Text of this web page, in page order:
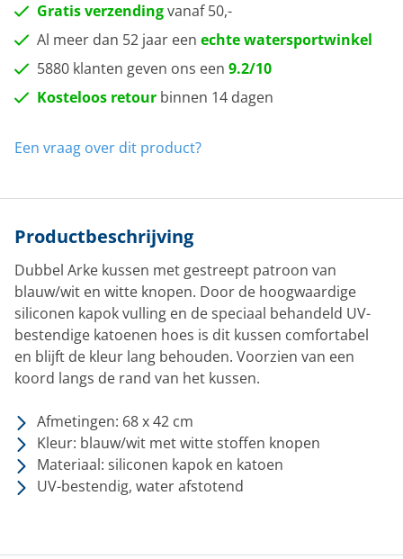
Gratis verzendingvanaf 50,-
Al meer dan 52 jaar een echte watersportwinkel
5880 klanten geven ons een 9.2/10
Kosteloos retour binnen 14 dagen
Een vraag over dit product?
Productbeschrijving
Dubbel Arke kussen met gestreept patroon van
blauw/wit en witte knopen. Door de hoogwaardige
siliconen kapok vulling en de speciaal behandeld UV-
bestendige katoenen hoes is dit kussen comfortabel
en blijft de kleur lang behouden. Voorzien van een
koord langs de rand van het kussen.
Afmetingen: 68 x 42 cm
Kleur: blauw/wit met witte stoffen knopen
Materiaal: siliconen kapok en katoen
UV-bestendig, water afstotend